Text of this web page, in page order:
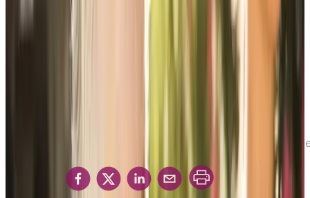
Accueil
familles
Le guide Soutenir un proche
Le guide